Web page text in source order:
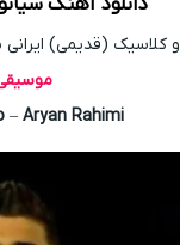
(قدیمی) ایرانی
– Aryan Rahimi